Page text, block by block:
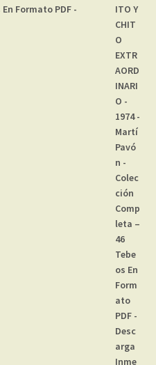
Formato PDF -